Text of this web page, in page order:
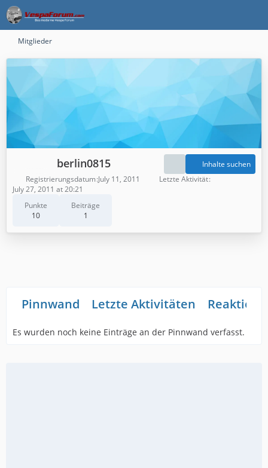
Mitglieder
berlin0815
Punkte
10
Beiträge
1
Inhalte suchen
Registrierungsdatum July 11, 2011
Letzte Aktivität
July 27, 2011 at 20:21
Pinnwand Letzte Aktivitäten
Es wurden noch keine Einträge an der Pinnwand verfasst.